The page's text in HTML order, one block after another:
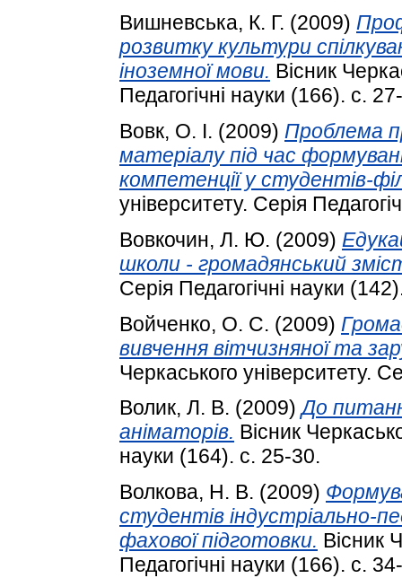
Вишневська, К. Г. (2009)
розвитку культури
іноземної мови. Вісник
Педагогічні науки (166). с.
Вовк, О. І. (2009) Проблема
матеріалу під час
компетенції у студентів-
університету. Серія
Вовкочин, Л. Ю. (2009)
школи - громадянський
Серія Педагогічні науки
Войченко, О. С. (2009)
вивчення вітчизняної та
Черкаського університету.
Волик, Л. В. (2009)До
аніматорів. Вісник
науки (164). с. 25-30.
Волкова, Н. В. (2009)
студентів індустріально-
фахової підготовки. Вісник
Педагогічні науки (166). с.